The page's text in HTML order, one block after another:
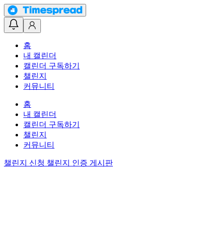
홈
내 캘린더
캘린더 구독하기
챌린지
커뮤니티
홈
내 캘린더
캘린더 구독하기
챌린지
커뮤니티
챌린지 신청 챌린지 인증 게시판